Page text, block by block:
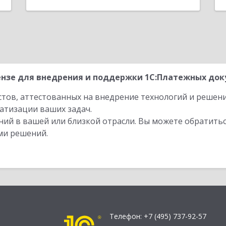
для внедрения и поддержки 1С:Платежных
аттестованных на внедрение технологий и
ваших задач.
в вашей или близкой отрасли. Вы можете
решений.
Телефон: +7 (495) 737-92-57